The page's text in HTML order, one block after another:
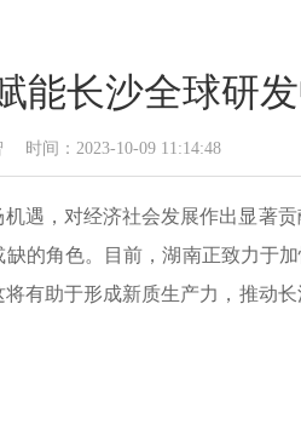
能长沙全球研
时间：2023-10-09 11:14:48
遇，对经济社会发展作出显著
的角色。目前，湖南正致力于
有助于形成新质生产力，推动